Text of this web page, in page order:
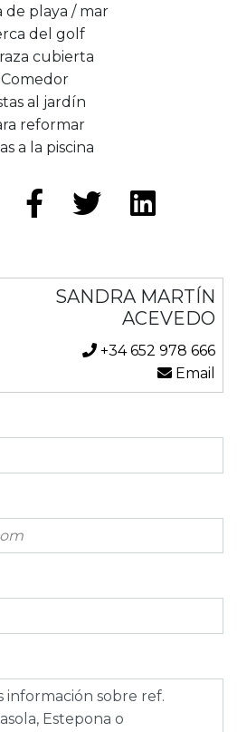
de playa / mar
del golf
cubierta
Comedor
al jardín
reformar
a la piscina
SANDRA MARTÍN
ACEVEDO
+34 652 978 666
Email